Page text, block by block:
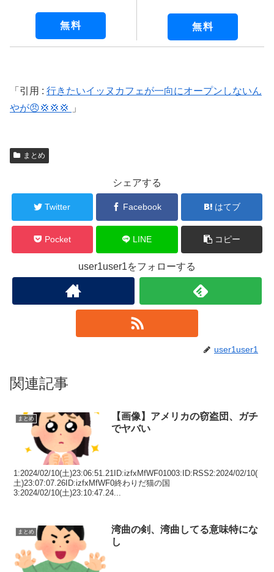
無料 無料
引用 : 行きたいイッヌカフェが一向にオープンしないん
やが😠💢💢💢
まとめ
シェアする
Twitter Facebook はてブ
Pocket LINE コピー
user1user1をフォローする
user1user1
関連記事
まとめ
【画像】アメリカの窃盗団、ガチ
でヤバい
1:2024/02/10(土)23:06:51.21ID:izfxMfWF01003:ID:RSS2:2024/02/10(
土)23:07:07.26ID:izfxMfWF0終わりだ猫の国
3:2024/02/10(土)23:10:47.24...
まとめ
湾曲の剣、湾曲してる意味特にな
し